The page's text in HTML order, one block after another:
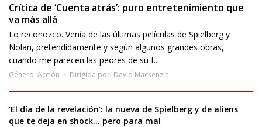
Crítica de ‘Cuenta atrás’: puro entretenimiento que
va más allá
Lo reconozco. Venía de las últimas películas de Spielberg y
Nolan, pretendidamente y según algunos grandes obras,
cuando me parecen las peores de su f...
Género: Acción Dirigida por: David Mackenzie
‘El día de la revelación’: la nueva de Spielberg y de aliens
que te deja en shock… pero para mal